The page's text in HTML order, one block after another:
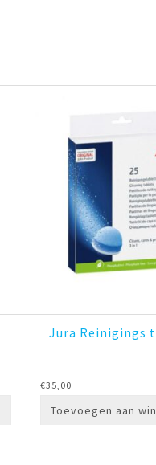
Jura Reinigings
€35,00
Toevoegen aan